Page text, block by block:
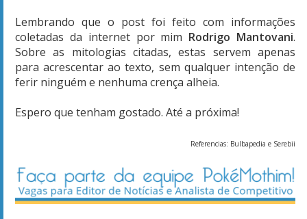
Lembrando que o post foi feito com informações
coletadas da internet por mim Rodrigo Mantovani.
Sobre as mitologias citadas, estas servem apenas
para acrescentar ao texto, sem qualquer intenção de
ferir ninguém e nenhuma crença alheia.
Espero que tenham gostado. Até a próxima!
Referencias: Bulbapedia e Serebii